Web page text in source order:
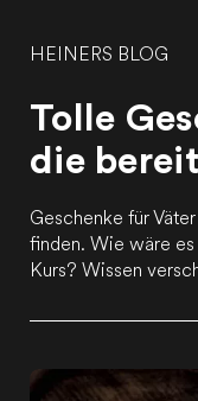
HEINERS BLOG
Tolle
die
Geschenke für
finden. Wie wäre
Kurs? Wissen